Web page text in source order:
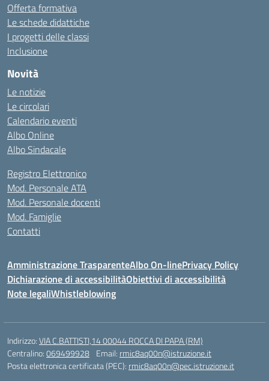
Offerta formativa
Le schede didattiche
I progetti delle classi
Inclusione
Novità
Le notizie
Le circolari
Calendario eventi
Albo Online
Albo Sindacale
Registro Elettronico
Mod. Personale ATA
Mod. Personale docenti
Mod. Famiglie
Contatti
Amministrazione TrasparenteAlbo On-linePrivacy Policy
Dichiarazione di accessibilitàObiettivi di accessibilità
Note legaliWhistleblowing
Indirizzo:VIA C.BATTISTI,14 00044 ROCCA DI PAPA (RM)
Centralino:069499928 Email: rmic8aq00n@istruzione.it
Posta elettronica certificata (PEC): rmic8aq00n@pec.istruzione.it